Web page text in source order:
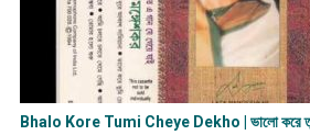
Bhalo Kore Tumi Cheye Dekho | ভালো করে